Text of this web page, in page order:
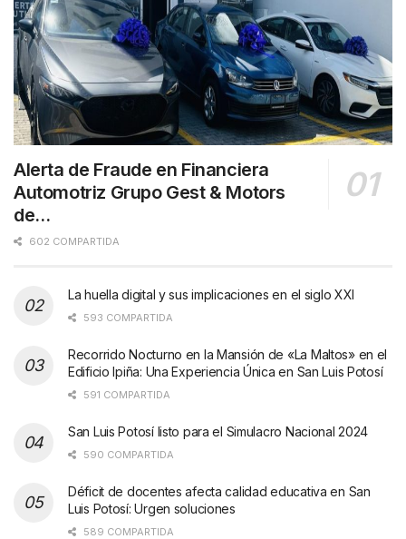
Alerta de Fraude en Financiera
Automotriz Grupo Gest & Motors
de…
602 COMPARTIDA
La huella digital y sus implicaciones en el siglo XXI
593 COMPARTIDA
Recorrido Nocturno en la Mansión de «La Maltos» en el
Edificio Ipiña: Una Experiencia Única en San Luis Potosí
591 COMPARTIDA
San Luis Potosí listo para el Simulacro Nacional 2024
590 COMPARTIDA
Déficit de docentes afecta calidad educativa en San
Luis Potosí: Urgen soluciones
589 COMPARTIDA